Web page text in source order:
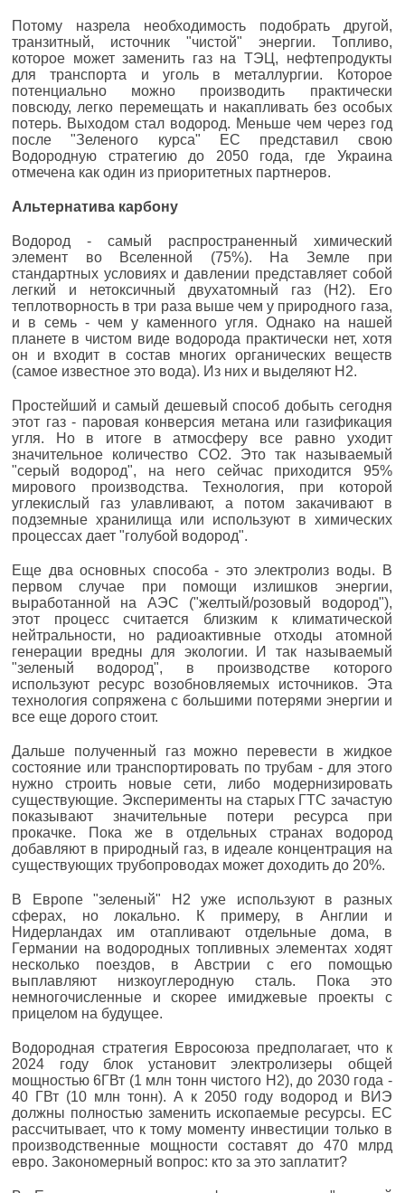
Потому назрела необходимость подобрать другой,
транзитный, источник "чистой" энергии. Топливо,
которое может заменить газ на ТЭЦ, нефтепродукты
для транспорта и уголь в металлургии. Которое
потенциально можно производить практически
повсюду, легко перемещать и накапливать без особых
потерь. Выходом стал водород. Меньше чем через год
после "Зеленого курса" ЕС представил свою
Водородную стратегию до 2050 года, где Украина
отмечена как один из приоритетных партнеров.
Альтернатива карбону
Водород - самый распространенный химический
элемент во Вселенной (75%). На Земле при
стандартных условиях и давлении представляет собой
легкий и нетоксичный двухатомный газ (H2). Его
теплотворность в три раза выше чем у природного газа,
и в семь - чем у каменного угля. Однако на нашей
планете в чистом виде водорода практически нет, хотя
он и входит в состав многих органических веществ
(самое известное это вода). Из них и выделяют H2.
Простейший и самый дешевый способ добыть сегодня
этот газ - паровая конверсия метана или газификация
угля. Но в итоге в атмосферу все равно уходит
значительное количество СО2. Это так называемый
"серый водород", на него сейчас приходится 95%
мирового производства. Технология, при которой
углекислый газ улавливают, а потом закачивают в
подземные хранилища или используют в химических
процессах дает "голубой водород".
Еще два основных способа - это электролиз воды. В
первом случае при помощи излишков энергии,
выработанной на АЭС ("желтый/розовый водород"),
этот процесс считается близким к климатической
нейтральности, но радиоактивные отходы атомной
генерации вредны для экологии. И так называемый
"зеленый водород", в производстве которого
используют ресурс возобновляемых источников. Эта
технология сопряжена с большими потерями энергии и
все еще дорого стоит.
Дальше полученный газ можно перевести в жидкое
состояние или транспортировать по трубам - для этого
нужно строить новые сети, либо модернизировать
существующие. Эксперименты на старых ГТС зачастую
показывают значительные потери ресурса при
прокачке. Пока же в отдельных странах водород
добавляют в природный газ, в идеале концентрация на
существующих трубопроводах может доходить до 20%.
В Европе "зеленый" H2 уже используют в разных
сферах, но локально. К примеру, в Англии и
Нидерландах им отапливают отдельные дома, в
Германии на водородных топливных элементах ходят
несколько поездов, в Австрии с его помощью
выплавляют низкоуглеродную сталь. Пока это
немногочисленные и скорее имиджевые проекты с
прицелом на будущее.
Водородная стратегия Евросоюза предполагает, что к
2024 году блок установит электролизеры общей
мощностью 6ГВт (1 млн тонн чистого H2), до 2030 года -
40 ГВт (10 млн тонн). А к 2050 году водород и ВИЭ
должны полностью заменить ископаемые ресурсы. ЕС
рассчитывает, что к тому моменту инвестиции только в
производственные мощности составят до 470 млрд
евро. Закономерный вопрос: кто за это заплатит?